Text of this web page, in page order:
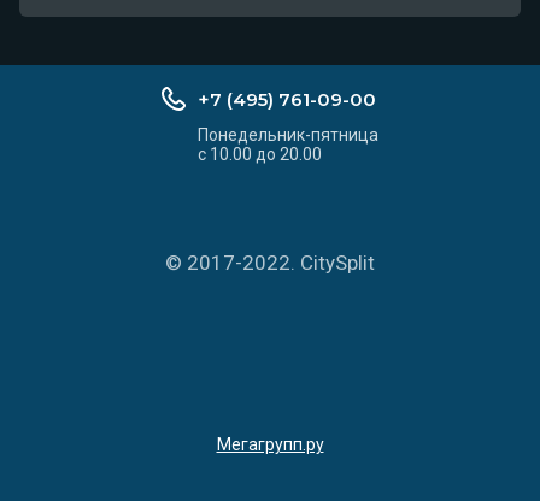
© 2017-2022. CitySplit
+7 (495) 761-09-00
Понедельник-пятница
с 10.00 до 20.00
Мегагрупп.ру